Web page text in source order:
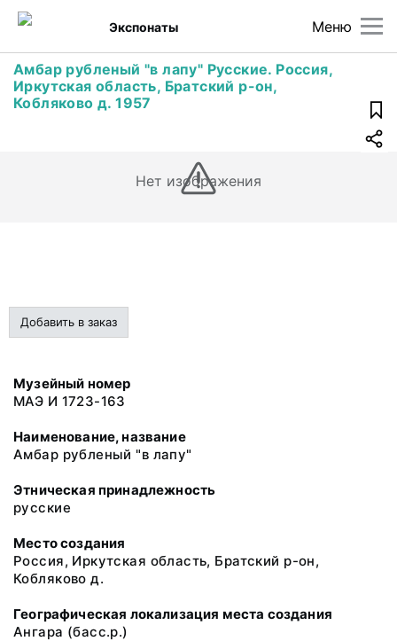
Меню
Экспонаты
Амбар рубленый "в лапу" Русские. Россия,
Иркутская область, Братский р-он,
Кобляково д. 1957
Нет изображения
Добавить в заказ
Музейный номер
МАЭ И 1723-163
Наименование, название
Амбар рубленый "в лапу"
Этническая принадлежность
русские
Место создания
Россия, Иркутская область, Братский р-он,
Кобляково д.
Географическая локализация места создания
Ангара (басс.р.)